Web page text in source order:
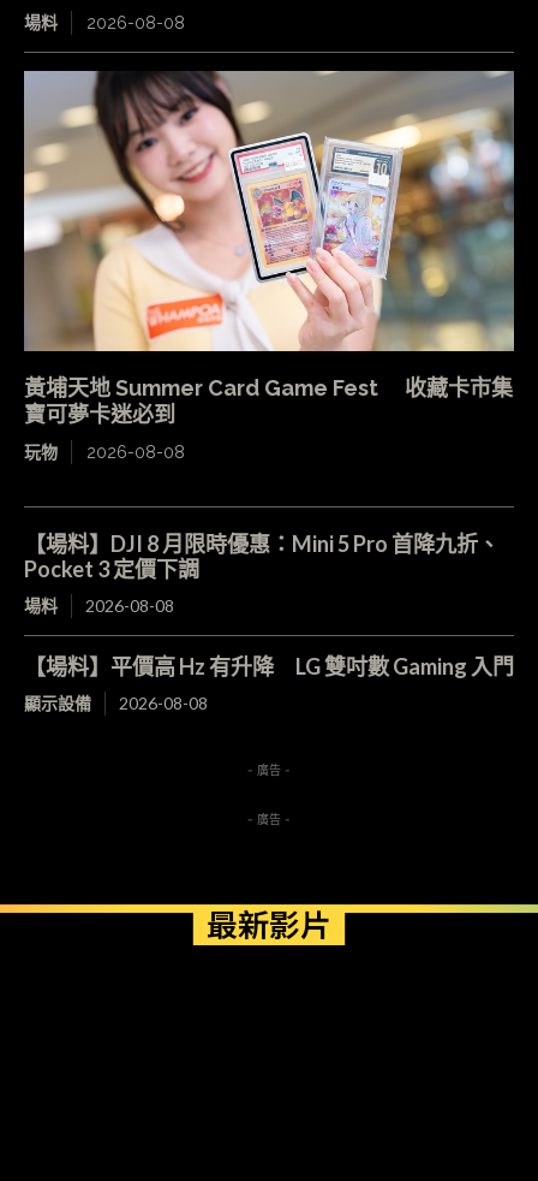
場料 2026-08-08
黃埔天地 Summer Card Game Fest 收藏卡市集
寶可夢卡迷必到
玩物 2026-08-08
【場料】DJI 8 月限時優惠：Mini 5 Pro 首降九折、
Pocket 3 定價下調
場料 2026-08-08
【場料】平價高 Hz 有升降 LG 雙吋數 Gaming 入門
顯示設備 2026-08-08
- 廣告 -
- 廣告 -
最新影片